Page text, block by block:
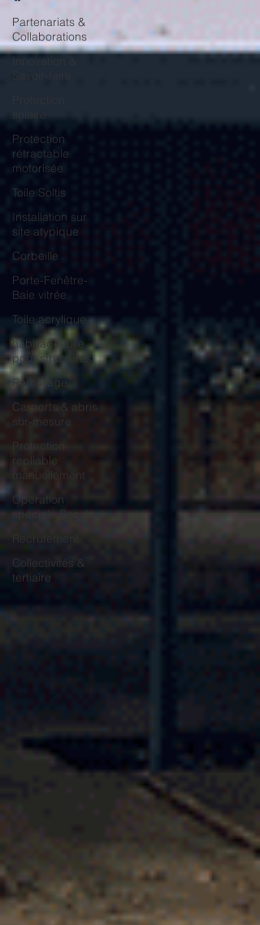
Partenariats &
Collaborations
Innovation &
Savoir-faire
solaire
Protection
rétractable
motorisée
Toile Soltis
Installation sur
site atypique
Corbeille
Porte-Fenêtre-
Baie vitrée
Toile acrylique
habillage toile
pour structures
Rentoilage
Carports & abris
sur-mesure
Protection
repliable
manuellement
Opération
spéciale Socotex
Recrutement
Collectivités &
tertiaire